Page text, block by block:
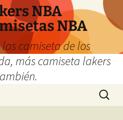
NBA
NBA
camiseta de los
más camiseta lakers
Buscar: